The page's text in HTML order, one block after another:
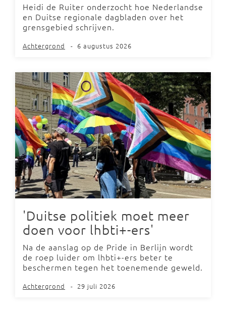
Heidi de Ruiter onderzocht hoe Nederlandse
en Duitse regionale dagbladen over het
grensgebied schrijven.
Achtergrond - 6 augustus 2026
'Duitse politiek moet meer
doen voor lhbti+-ers'
Na de aanslag op de Pride in Berlijn wordt
de roep luider om lhbti+-ers beter te
beschermen tegen het toenemende geweld.
Achtergrond - 29 juli 2026